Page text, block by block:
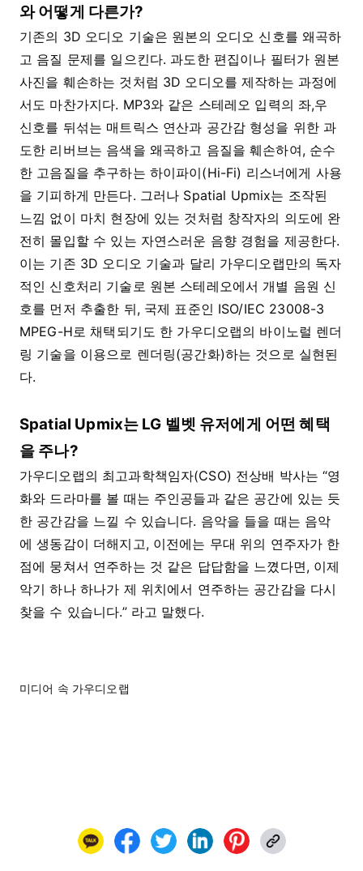
와 어떻게 다른가?
기존의 3D 오디오 기술은 원본의 오디오 신호를 왜곡하
고 음질 문제를 일으킨다. 과도한 편집이나 필터가 원본
사진을 훼손하는 것처럼 3D 오디오를 제작하는 과정에
서도 마찬가지다. MP3와 같은 스테레오 입력의 좌,우
신호를 뒤섞는 매트릭스 연산과 공간감 형성을 위한 과
도한 리버브는 음색을 왜곡하고 음질을 훼손하여, 순수
한 고음질을 추구하는 하이파이(Hi-Fi) 리스너에게 사용
을 기피하게 만든다. 그러나 Spatial Upmix는 조작된
느낌 없이 마치 현장에 있는 것처럼 창작자의 의도에 완
전히 몰입할 수 있는 자연스러운 음향 경험을 제공한다.
이는 기존 3D 오디오 기술과 달리 가우디오랩만의 독자
적인 신호처리 기술로 원본 스테레오에서 개별 음원 신
호를 먼저 추출한 뒤, 국제 표준인 ISO/IEC 23008-3
MPEG-H로 채택되기도 한 가우디오랩의 바이노럴 렌더
링 기술을 이용으로 렌더링(공간화)하는 것으로 실현된
다.
Spatial Upmix는 LG 벨벳 유저에게 어떤 혜택
을 주나?
가우디오랩의 최고과학책임자(CSO) 전상배 박사는 “영
화와 드라마를 볼 때는 주인공들과 같은 공간에 있는 듯
한 공간감을 느낄 수 있습니다. 음악을 들을 때는 음악
에 생동감이 더해지고, 이전에는 무대 위의 연주자가 한
점에 뭉쳐서 연주하는 것 같은 답답함을 느꼈다면, 이제
악기 하나 하나가 제 위치에서 연주하는 공간감을 다시
찾을 수 있습니다.” 라고 말했다.
미디어 속 가우디오랩